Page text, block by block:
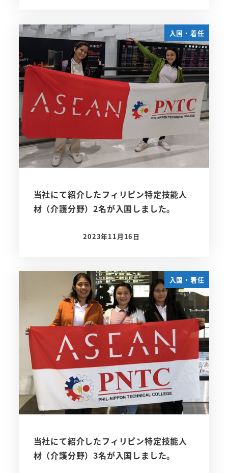
入国・着任
当社にて紹介したフィリピン特定技能人
材（介護分野）2名が入国しました。
投稿日
2023年11月16日
入国・着任
当社にて紹介したフィリピン特定技能人
材（介護分野）3名が入国しました。